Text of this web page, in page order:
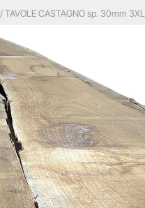
/ TAVOLE CASTAGNO sp. 30mm 3XL